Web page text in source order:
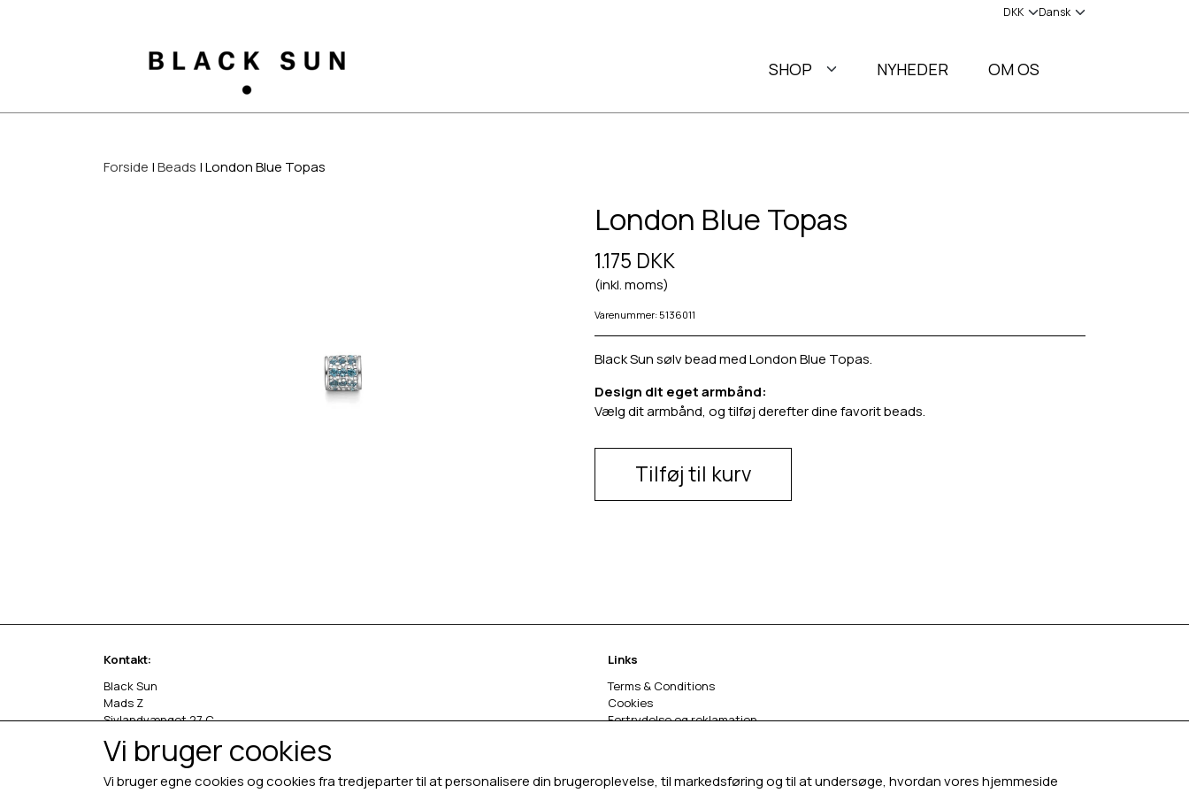
SHOP NYHEDER OM OS
Forside Beads London Blue Topas
London Blue Topas
1.175 DKK
(inkl. moms)
Varenummer: 5136011
Black Sun sølv bead med London Blue Topas.
Design dit eget armbånd:
Vælg dit armbånd, og tilføj derefter dine favorit beads.
Tilføj til kurv
Kontakt:
Black Sun
Mads Z
Sivlandvænget 27 C
Denmark
Links
Terms & Conditions
Cookies
Fortrydelse og reklamation
Vi bruger cookies
Vi bruger egne cookies og cookies fra tredjeparter til at personalisere din brugeroplevelse, til markedsføring og til at undersøge, hvordan vores hjemmeside